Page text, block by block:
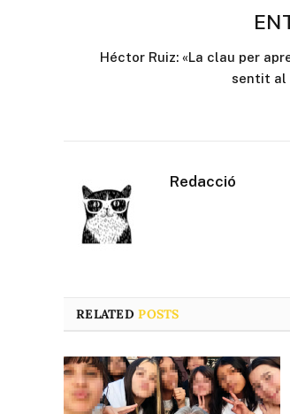
Héctor Ruiz: «La clau per
sentit al
Redacció
RELATEDPOSTS